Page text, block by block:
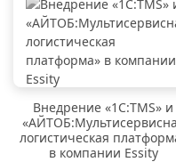
Внедрение «1C:TMS» и
логистическая
в компании Essity